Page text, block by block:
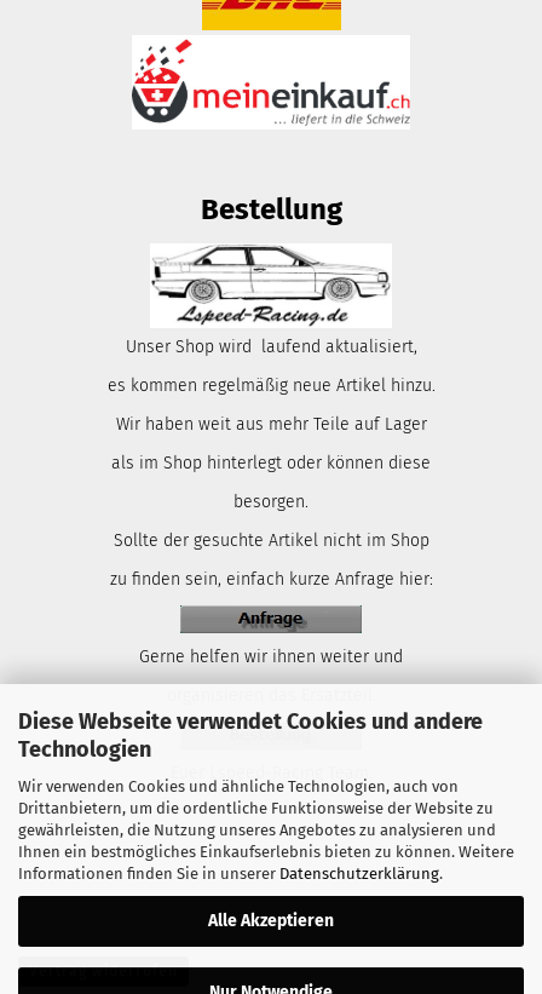
Diese Webseite verwendet Cookies und andere
Technologien
Wir verwenden Cookies und ähnliche Technologien, auch von
Drittanbietern, um die ordentliche Funktionsweise der Website zu
gewährleisten, die Nutzung unseres Angebotes zu analysieren und
Ihnen ein bestmögliches Einkaufserlebnis bieten zu können. Weitere
Informationen finden Sie in unserer Datenschutzerklärung.
Alle Akzeptieren
Bestellung
Unser Shop wird laufend aktualisiert,
es kommen regelmäßig neue Artikel hinzu.
Wir haben weit aus mehr Teile auf Lager
als im Shop hinterlegt oder können diese
besorgen.
Sollte der gesuchte Artikel nicht im Shop
zu finden sein, einfach kurze Anfrage hier:
Gerne helfen wir ihnen weiter und
Vertrag widerrufen